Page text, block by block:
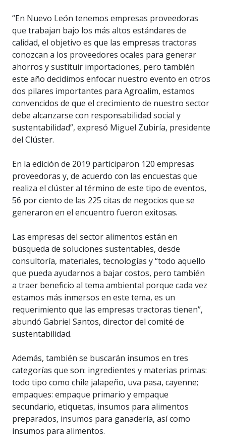
“En Nuevo León tenemos empresas proveedoras
que trabajan bajo los más altos estándares de
calidad, el objetivo es que las empresas tractoras
conozcan a los proveedores ocales para generar
ahorros y sustituir importaciones, pero también
este año decidimos enfocar nuestro evento en otros
dos pilares importantes para Agroalim, estamos
convencidos de que el crecimiento de nuestro sector
debe alcanzarse con responsabilidad social y
sustentabilidad”, expresó Miguel Zubiría, presidente
del Clúster.
En la edición de 2019 participaron 120 empresas
proveedoras y, de acuerdo con las encuestas que
realiza el clúster al término de este tipo de eventos,
56 por ciento de las 225 citas de negocios que se
generaron en el encuentro fueron exitosas.
Las empresas del sector alimentos están en
búsqueda de soluciones sustentables, desde
consultoría, materiales, tecnologías y “todo aquello
que pueda ayudarnos a bajar costos, pero también
a traer beneficio al tema ambiental porque cada vez
estamos más inmersos en este tema, es un
requerimiento que las empresas tractoras tienen”,
abundó Gabriel Santos, director del comité de
sustentabilidad.
Además, también se buscarán insumos en tres
categorías que son: ingredientes y materias primas:
todo tipo como chile jalapeño, uva pasa, cayenne;
empaques: empaque primario y empaque
secundario, etiquetas, insumos para alimentos
preparados, insumos para ganadería, así como
insumos para alimentos.